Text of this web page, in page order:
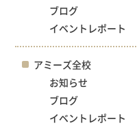
ブログ
イベントレポート
アミーズ全校
お知らせ
ブログ
イベントレポート